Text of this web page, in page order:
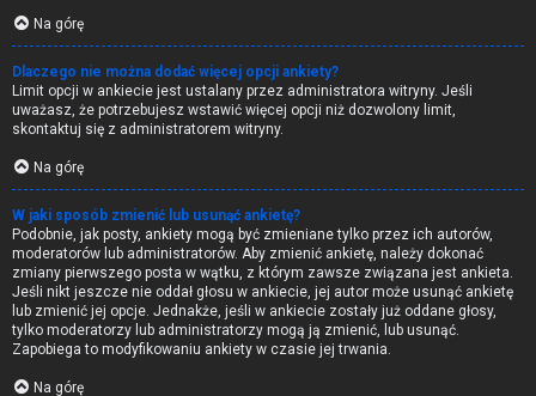
Na górę
Dlaczego nie można dodać więcej opcji ankiety?
Limit opcji w ankiecie jest ustalany przez administratora witryny. Jeśli
uważasz, że potrzebujesz wstawić więcej opcji niż dozwolony limit,
skontaktuj się z administratorem witryny.
Na górę
W jaki sposób zmienić lub usunąć ankietę?
Podobnie, jak posty, ankiety mogą być zmieniane tylko przez ich autorów,
moderatorów lub administratorów. Aby zmienić ankietę, należy dokonać
zmiany pierwszego posta w wątku, z którym zawsze związana jest ankieta.
Jeśli nikt jeszcze nie oddał głosu w ankiecie, jej autor może usunąć ankietę
lub zmienić jej opcje. Jednakże, jeśli w ankiecie zostały już oddane głosy,
tylko moderatorzy lub administratorzy mogą ją zmienić, lub usunąć.
Zapobiega to modyfikowaniu ankiety w czasie jej trwania.
Na górę